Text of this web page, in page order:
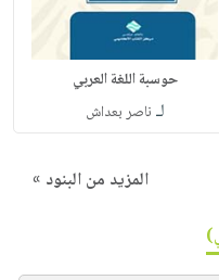
حوسبة اللغة العربي
لـ ناصر بعداش
المزيد من البنود »